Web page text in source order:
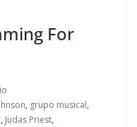
For
, grupo musical,
, Judas Priest,